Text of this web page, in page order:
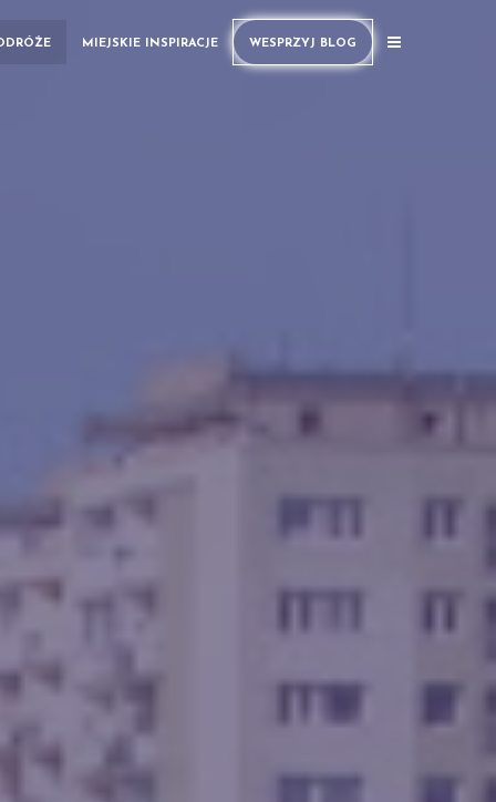
MIEJSKIE INSPIRACJE WESPRZYJ BLOG